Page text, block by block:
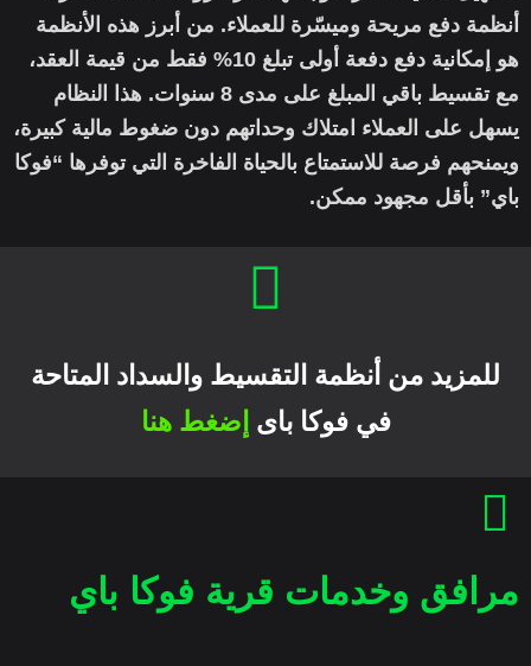
أنظمة دفع مريحة وميسّرة للعملاء. من أبرز هذه الأنظمة
هو إمكانية دفع دفعة أولى تبلغ 10% فقط من قيمة العقد،
مع تقسيط باقي المبلغ على مدى 8 سنوات. هذا النظام
يسهل على العملاء امتلاك وحداتهم دون ضغوط مالية كبيرة،
ويمنحهم فرصة للاستمتاع بالحياة الفاخرة التي توفرها “فوكا
باي” بأقل مجهود ممكن.
للمزيد من أنظمة التقسيط والسداد المتاحة
في فوكا باى إضغط هنا
مرافق وخدمات قرية فوكا باي